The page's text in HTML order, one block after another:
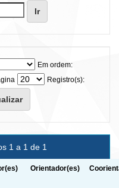
Em ordem:
Registro(s):
1 a 1 de 1
Orientador(es)